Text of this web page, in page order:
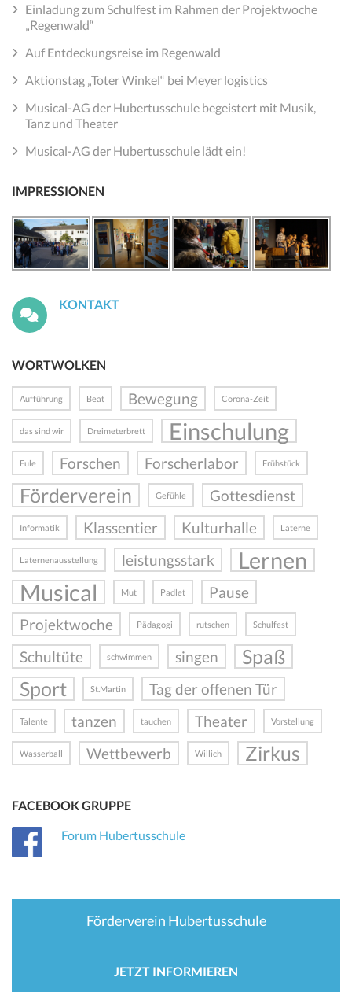
Einladung zum Schulfest im Rahmen der Projektwoche
„Regenwald“
Auf Entdeckungsreise im Regenwald
Aktionstag „Toter Winkel“ bei Meyer logistics
Musical-AG der Hubertusschule begeistert mit Musik,
Tanz und Theater
Musical-AG der Hubertusschule lädt ein!
IMPRESSIONEN
KONTAKT
WORTWOLKEN
Aufführung Beat Bewegung Corona-Zeit
das sind wir Dreimeterbrett Einschulung
Eule Forschen Forscherlabor Frühstück
Förderverein Gefühle Gottesdienst
Informatik Klassentier Kulturhalle Laterne
Laternenausstellung leistungsstark
Lernen
Musical
Mut Padlet
Pause
Projektwoche
Pädagogi rutschen Schulfest
Schultüte schwimmen singen
Spaß
Sport
St.Martin Tag der offenen Tür
Talente tanzen tauchen Theater Vorstellung
Wasserball Wettbewerb Willich Zirkus
FACEBOOK GRUPPE
Forum Hubertusschule
Förderverein Hubertusschule
JETZT INFORMIEREN